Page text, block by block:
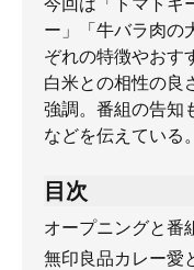
ー」「牛バラ肉の
ぞれの特徴やおす
白米との相性の良
強調。番組の告知
などを伝えている。
目次
オープニングと番
無印良品カレー愛